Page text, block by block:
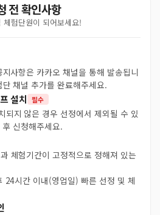
전 확인사항
험단원이 되어보세요!
사항은 카카오 채널을 통해 발송됩니
채널 추가를 완료해주세요.
설치 필수
되지 않은 경우 선정에서 제외될 수 있
신청해주세요.
체험기간이 고정적으로 정해져 있는
24시간 이내(영업일) 빠른 선정 및 체